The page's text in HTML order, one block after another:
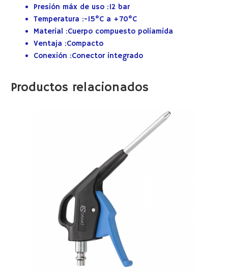
Presión máx de uso :12 bar
Temperatura :-15°C a +70°C
Material :Cuerpo compuesto poliamida
Ventaja :Compacto
Conexión :Conector integrado
Productos relacionados